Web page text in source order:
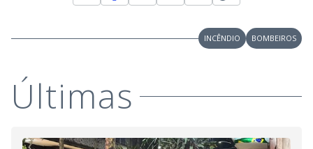
INCÊNDIO BOMBEIROS
Últimas